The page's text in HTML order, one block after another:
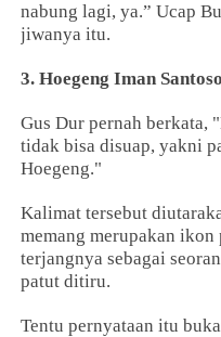
nabung lagi, ya.” Ucap
jiwanya itu.
3. Hoegeng Iman Santoso
Gus Dur pernah berkata,
tidak bisa disuap, yakni
Hoegeng."
Kalimat tersebut
memang merupakan
terjangnya sebagai
patut ditiru.
Tentu pernyataan itu